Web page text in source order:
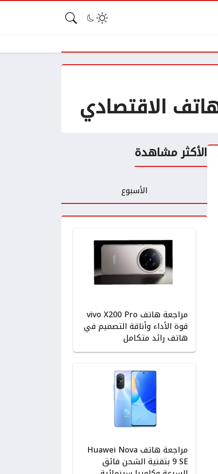
الأكثر مشاهدة
الأسبوع
مراجعة هاتف vivo X200 Pro
قوة الأداء وأناقة التصميم في
هاتف رائد متكامل
مراجعة هاتف Huawei Nova
9 SE بتقنية الشحن فائق